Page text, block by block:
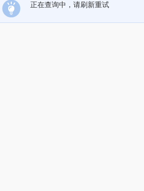
正在查询中，请刷新重试